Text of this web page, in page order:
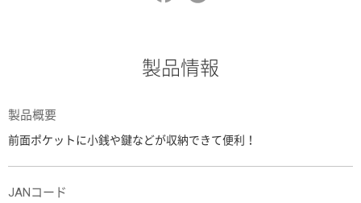
製品情報
製品概要
前面ポケットに小銭や鍵などが収納できて便利！
JANコード